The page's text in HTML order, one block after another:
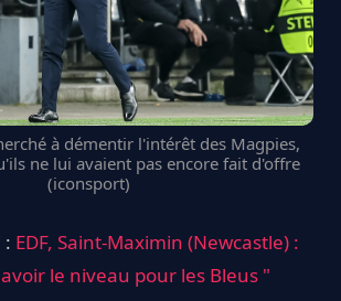
à démentir l'intérêt des Magpies,
ne lui avaient pas encore fait d'offre
(iconsport)
: EDF, Saint-Maximin (Newcastle) :
avoir le niveau pour les Bleus "